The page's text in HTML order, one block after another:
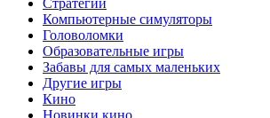
Стратегии
Компьютерные симуляторы
Головоломки
Образовательные игры
Забавы для самых маленьких
Другие игры
Кино
Новинки кино